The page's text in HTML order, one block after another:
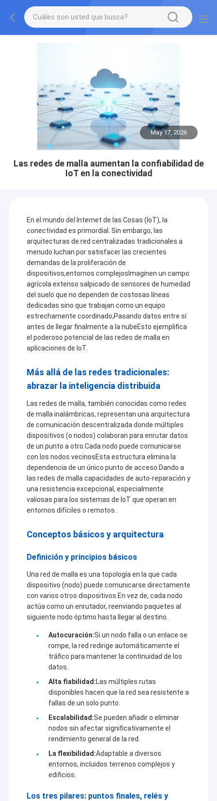
May 17, 2026
Las redes de malla aumentan la confiabilidad de
IoT en la conectividad
En el mundo del Internet de las Cosas (IoT), la
conectividad es primordial. Sin embargo, las
arquitecturas de red centralizadas tradicionales a
menudo luchan por satisfacer las crecientes
demandas de la proliferación de
dispositivos,entornos complejosImaginen un campo
agrícola extenso salpicado de sensores de humedad
del suelo que no dependen de costosas líneas
dedicadas sino que trabajan como un equipo
estrechamente coordinado,Pasando datos entre sí
antes de llegar finalmente a la nubeEsto ejemplifica
el poderoso potencial de las redes de malla en
aplicaciones de IoT.
Más allá de las redes tradicionales:
abrazar la inteligencia distribuida
Las redes de malla, también conocidas como redes
de malla inalámbricas, representan una arquitectura
de comunicación descentralizada donde múltiples
dispositivos (o nodos) colaboran para enrutar datos
de un punto a otro.Cada nodo puede comunicarse
con los nodos vecinosEsta estructura elimina la
dependencia de un único punto de acceso.Dando a
las redes de malla capacidades de auto-reparación y
una resistencia excepcional, especialmente
valiosas para los sistemas de IoT que operan en
entornos difíciles o remotos..
Conceptos básicos y arquitectura
Definición y principios básicos
Una red de malla es una topología en la que cada
dispositivo (nodo) puede comunicarse directamente
con varios otros dispositivos.En vez de, cada nodo
actúa como un enrutador, reenviando paquetes al
siguiente nodo óptimo hasta llegar al destino.
Autocuración:Si un nodo falla o un enlace se
rompe, la red redirige automáticamente el
tráfico para mantener la continuidad de los
datos.
Alta fiabilidad:Las múltiples rutas
disponibles hacen que la red sea resistente a
fallas de un solo punto.
Escalabilidad:Se pueden añadir o eliminar
nodos sin afectar significativamente el
rendimiento general de la red.
La flexibilidad:Adaptable a diversos
entornos, incluidos terrenos complejos y
edificios.
Los tres pilares: puntos finales, relés y